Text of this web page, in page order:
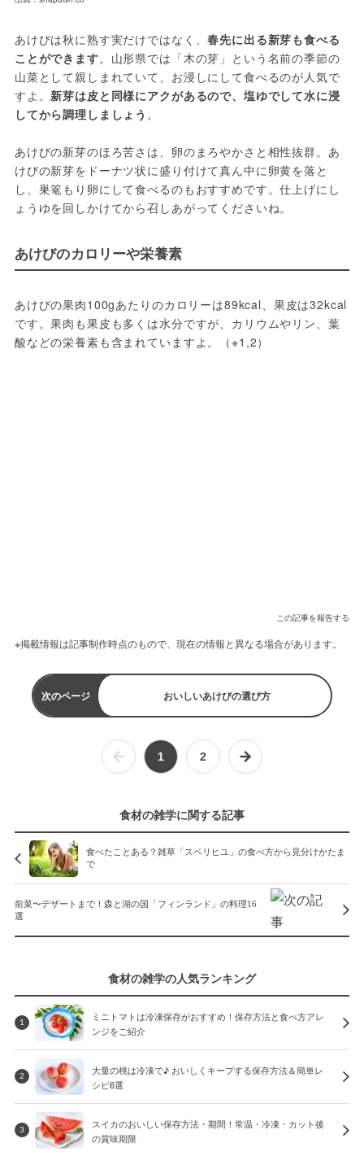
あけびは秋に熟す実だけではなく、春先に出る新芽も食べる
ことができます。山形県では「木の芽」という名前の季節の
山菜として親しまれていて、お浸しにして食べるのが人気で
すよ。新芽は皮と同様にアクがあるので、塩ゆでして水に浸
してから調理しましょう 。
あけびの新芽のほろ苦さは、卵のまろやかさと相性抜群。あ
けびの新芽をドーナツ状に盛り付けて真ん中に卵黄を落と
し、巣篭もり卵にして食べるのもおすすめです。仕上げにし
ょうゆを回しかけてから召しあがってくださいね。
あけびのカロリーや栄養素
あけびの果肉100gあたりのカロリーは89kcal、果皮は32kcal
です。果肉も果皮も多くは水分ですが、カリウムやリン、葉
酸などの栄養素も含まれていますよ。（※1,2）
この記事を報告する
※掲載情報は記事制作時点のもので、現在の情報と異なる場合があります。
次のページ おいしいあけびの選び方
1 2
食材の雑学に関する記事
食べたことある？雑草「スベリヒユ」の食べ方から見分けかたま
で
前菜〜デザートまで！森と湖の国「フィンランド」の料理16
選
食材の雑学の人気ランキング
1
ミニトマトは冷凍保存がおすすめ！保存方法と食べ方アレ
ンジをご紹介
2
大量の桃は冷凍で♪ おいしくキープする保存方法＆簡単レ
シピ6選
3
スイカのおいしい保存方法・期間！常温・冷凍・カット後
の賞味期限